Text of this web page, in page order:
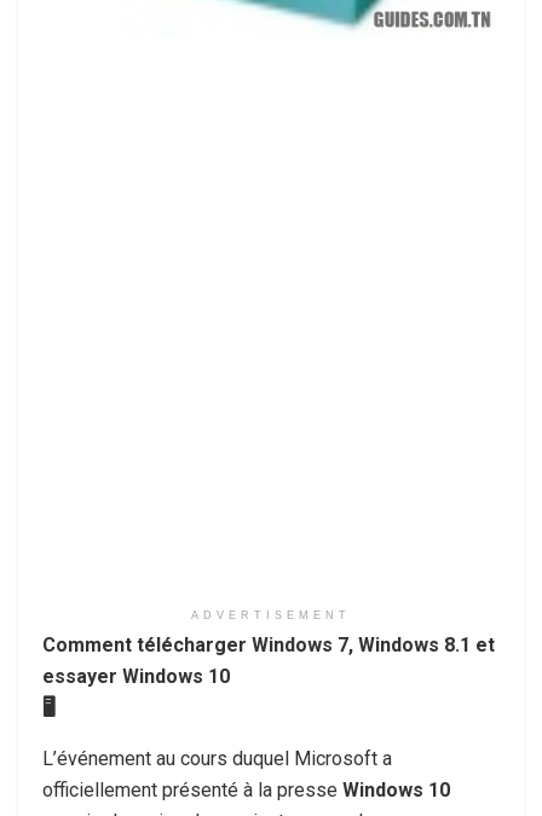
ADVERTISEMENT
Comment télécharger Windows 7, Windows 8.1 et
essayer Windows 10
🖥
L’événement au cours duquel Microsoft a
officiellement présenté à la presse Windows 10